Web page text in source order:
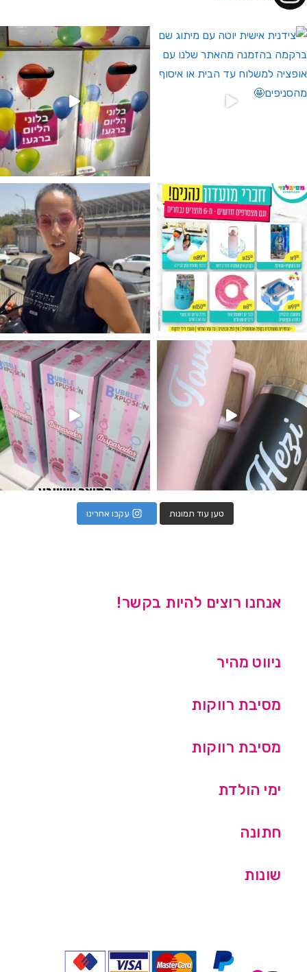
לחברי מועדון ומצטרפים חדשים🤍
מין העובר רק במסיבלנד !! קיים
מטף לגילוי מין העובר חזר למלא
טען עוד תמונות עקבו אחרינו
אנחנו רוצים להיות בקשר!
ניווט מהיר
מסיבת רווקות
מסיבת רווקות
ימי הולדת
חתונה
שונות